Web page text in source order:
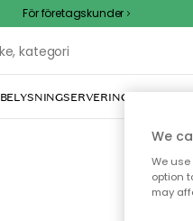
För företagskunder
BELYSNINGSERVERING INREDNING
We
We
option
may